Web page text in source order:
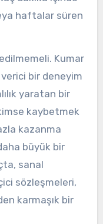
haftalar süren
Kumar
bir deneyim
yaratan bir
kaybetmek
kazanma
büyük bir
sanal
sözleşmeleri,
karmaşık bir